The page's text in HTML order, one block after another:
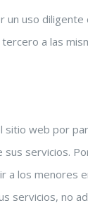
un uso
a las
sitio web por
servicios.
los menores
servicios, no